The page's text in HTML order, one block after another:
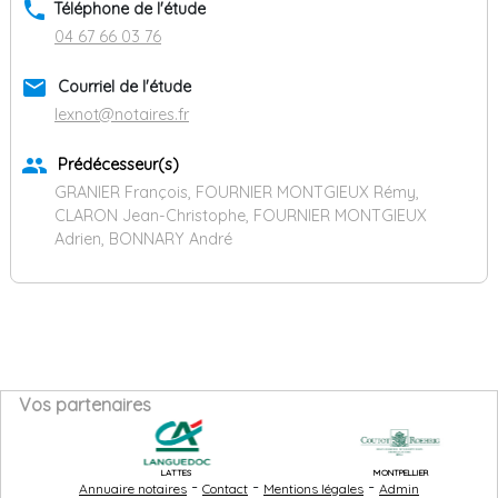
phone Téléphone de l'étude
04 67 66 03 76
email
Courriel de l'étude
lexnot@notaires.fr
group
Prédécesseur(s)
GRANIER François, FOURNIER MONTGIEUX Rémy,
CLARON Jean-Christophe, FOURNIER MONTGIEUX
Adrien, BONNARY André
Vos partenaires
LATTES MONTPELLIER
Annuaire notaires - Contact - Mentions légales - Admin